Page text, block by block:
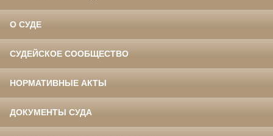
О СУДЕ
СУДЕЙСКОЕ СООБЩЕСТВО
НОРМАТИВНЫЕ АКТЫ
ДОКУМЕНТЫ СУДА